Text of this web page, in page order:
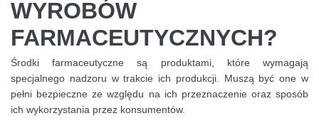
WYROBÓW
FARMACEUTYCZNYCH?
Środki farmaceutyczne są produktami, które wymagają
specjalnego nadzoru w trakcie ich produkcji. Muszą być one w
pełni bezpieczne ze względu na ich przeznaczenie oraz sposób
ich wykorzystania przez konsumentów.